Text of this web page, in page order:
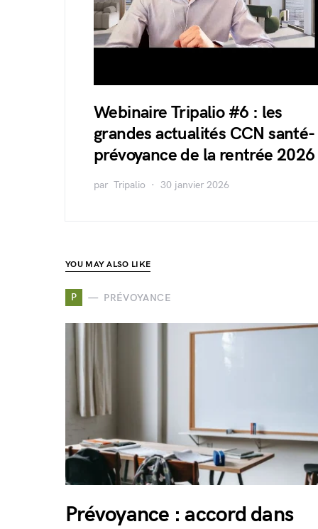
Webinaire Tripalio #6 : les
grandes actualités CCN santé-
prévoyance de la rentrée 2026
par Tripalio 30 janvier 2026
YOU MAY ALSO LIKE
P PRÉVOYANCE
Prévoyance : accord dans